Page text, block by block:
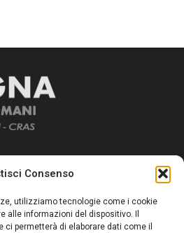
Consenso
utilizziamo tecnologie come i cookie
alle informazioni del dispositivo. Il
permetterà di elaborare dati come il
nasce per informare “liberamente” i
al nostro futuro